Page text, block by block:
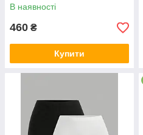
В наявності
460 ₴
Купити